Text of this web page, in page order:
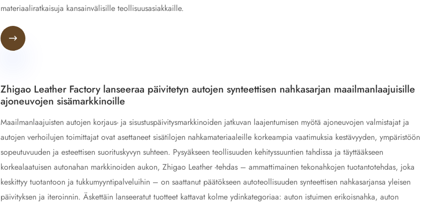
materiaaliratkaisuja kansainvälisille teollisuusasiakkaille.

Zhigao Leather Factory lanseeraa päivitetyn autojen synteettisen nahkasarjan maailmanlaajuisille
ajoneuvojen sisämarkkinoille
Maailmanlaajuisten autojen korjaus- ja sisustuspäivitysmarkkinoiden jatkuvan laajentumisen myötä ajoneuvojen valmistajat ja
autojen verhoilujen toimittajat ovat asettaneet sisätilojen nahkamateriaaleille korkeampia vaatimuksia kestävyyden, ympäristöön
sopeutuvuuden ja esteettisen suorituskyvyn suhteen. Pysyäkseen teollisuuden kehityssuuntien tahdissa ja täyttääkseen
korkealaatuisen autonahan markkinoiden aukon, Zhigao Leather -tehdas – ammattimainen tekonahkojen tuotantotehdas, joka
keskittyy tuotantoon ja tukkumyyntipalveluihin – on saattanut päätökseen autoteollisuuden synteettisen nahkasarjansa yleisen
päivityksen ja iteroinnin. Äskettäin lanseeratut tuotteet kattavat kolme ydinkategoriaa: auton istuimen erikoisnahka, auton